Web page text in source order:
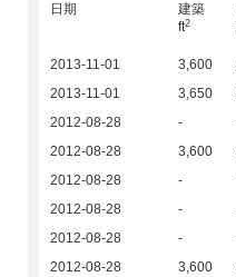
日期
建築
ft2
2013-11-01 3,600
2013-11-01
3,650
2012-08-28
-
2012-08-28
3,600
2012-08-28
-
2012-08-28
-
2012-08-28
-
2012-08-28
3,600